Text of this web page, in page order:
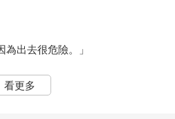
出去很危險。」
，以至於男孩一時分不清，危險究
看更多